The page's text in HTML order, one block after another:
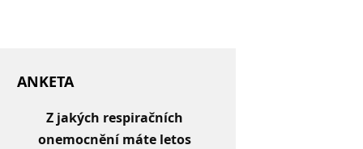
ANKETA
Z jakých respiračních
onemocnění máte letos